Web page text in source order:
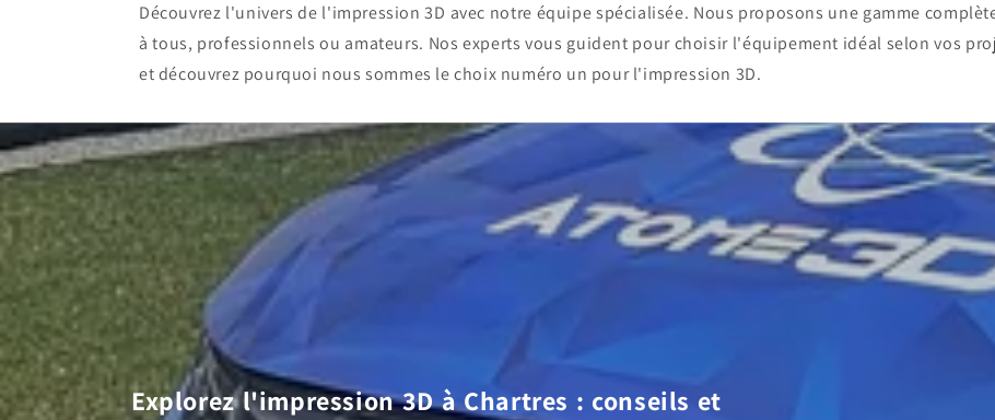
Découvrez l'univers de l'impression 3D avec notre équipe spécialisée. Nous proposons une gamme
à tous, professionnels ou amateurs. Nos experts vous guident pour choisir l'équipement idéal selon vos
et découvrez pourquoi nous sommes le choix numéro un pour l'impression 3D.
Explorez l'impression 3D à Chartres : conseils et